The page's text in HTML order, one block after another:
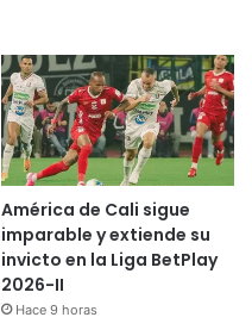
América de Cali sigue
imparable y extiende su
invicto en la Liga BetPlay
2026-II
Hace 9 horas